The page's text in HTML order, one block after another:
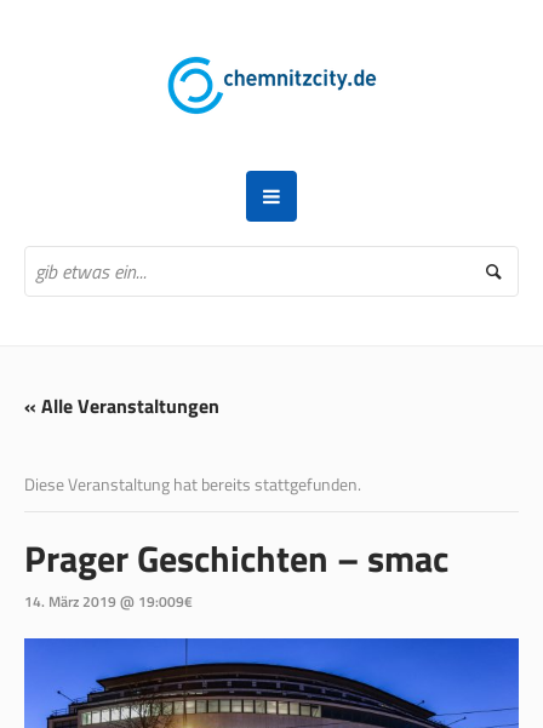
« Alle Veranstaltungen
Diese Veranstaltung hat bereits stattgefunden.
Prager Geschichten – smac
14. März 2019 @ 19:009€